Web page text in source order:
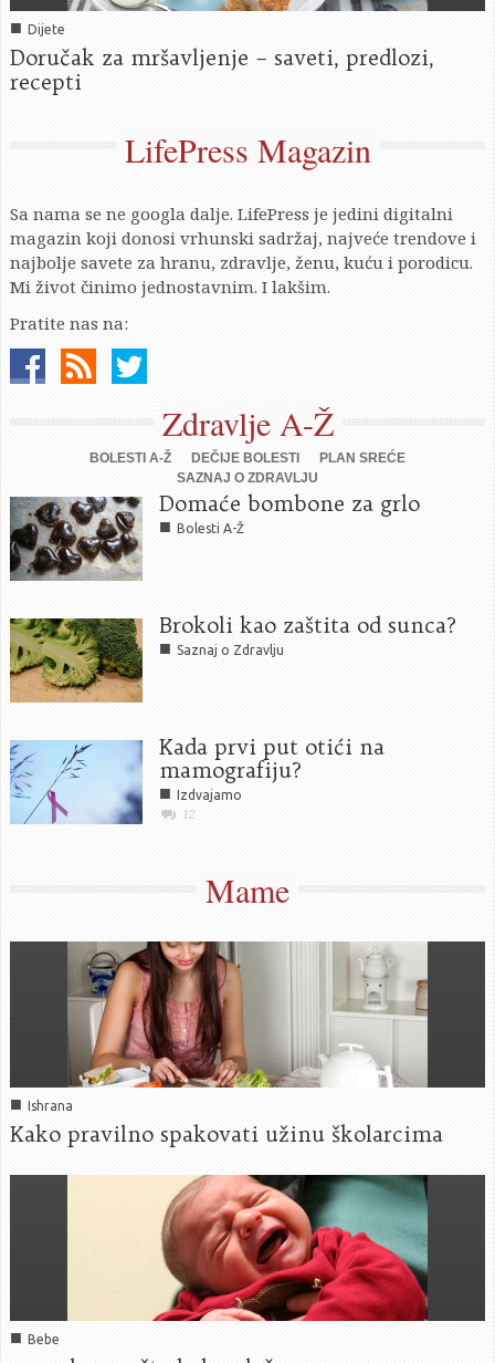
■ Dijete
Doručak za mršavljenje – saveti, predlozi,
recepti
LifePress Magazin
Sa nama se ne googla dalje. LifePress je jedini digitalni
magazin koji donosi vrhunski sadržaj, najveće trendove i
najbolje savete za hranu, zdravlje, ženu, kuću i porodicu.
Mi život činimo jednostavnim. I lakšim.
Pratite nas na:
Zdravlje A-Ž
BOLESTI A-Ž DEČIJE BOLESTI
PLAN SREĆE
SAZNAJ O ZDRAVLJU
Domaće bombone za grlo
■ Bolesti A-Ž
Brokoli kao zaštita od sunca?
■ Saznaj o Zdravlju
Kada prvi put otići na
mamografiju?
■ Izdvajamo
12
Mame
■ Ishrana
Kako pravilno spakovati užinu školarcima
■ Bebe